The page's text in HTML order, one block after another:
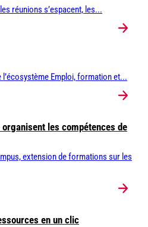
réunions s’espacent, les...
Emploi, formation et...
les compétences de
extension de formations sur les
en un clic